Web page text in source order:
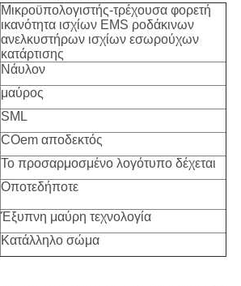
Μικροϋπολογιστής-τρέχουσα φορετή
ικανότητα ισχίων EMS ροδάκινων
ανελκυστήρων ισχίων εσωρούχων
κατάρτισης
Νάυλον
μαύρος
SML
COem αποδεκτός
Το προσαρμοσμένο λογότυπο δέχεται
Οποτεδήποτε
Έξυπνη μαύρη τεχνολογία
Κατάλληλο σώμα